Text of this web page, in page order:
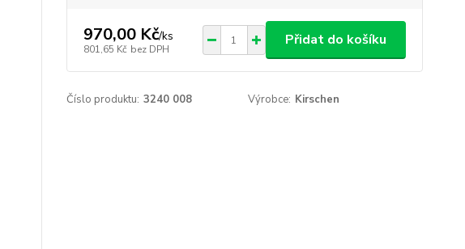
970,00 Kč/ks
801,65 Kč bez DPH
Přidat do košíku
Číslo produktu: 3240 008 Výrobce: Kirschen